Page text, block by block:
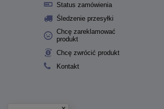
Status zamówienia
Śledzenie przesyłki
Chcę zareklamować
produkt
Chcę zwrócić produkt
Kontakt